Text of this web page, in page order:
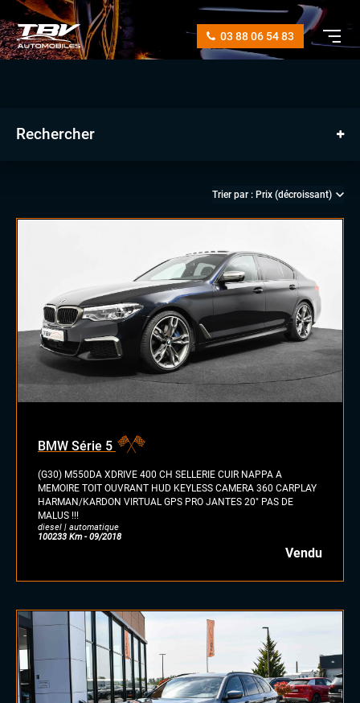
03 88 06 54 83
Rechercher
manuelle
automatique
diesel
électrique
GPL
autre
BMW Série 5
(G30) M550DA XDRIVE 400 CH SELLERIE CUIR NAPPA A
MEMOIRE TOIT OUVRANT HUD KEYLESS CAMERA 360 CARPLAY
HARMAN/KARDON VIRTUAL GPS PRO JANTES 20" PAS DE
MALUS !!!
diesel | automatique
100233 Km - 09/2018
Vendu